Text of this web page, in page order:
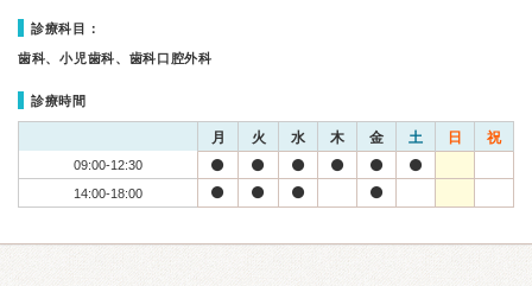
診療科目：
歯科、小児歯科、歯科口腔外科
診療時間
月 火 水 木 金 土 日 祝
09:00-12:30
14:00-18:00